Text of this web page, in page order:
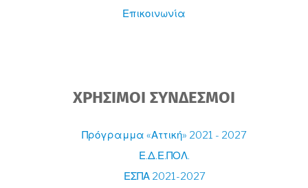
Επικοινωνία
ΧΡΗΣΙΜΟΙ ΣΥΝΔΕΣΜΟΙ
Πρόγραμμα «Αττική» 2021 - 2027
Ε.Δ.Ε.ΠΟΛ.
ΕΣΠΑ 2021-2027